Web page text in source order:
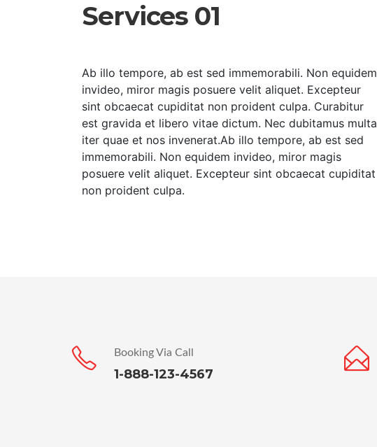
Services 01
Ab illo tempore, ab est sed immemorabili. Non equidem
invideo, miror magis posuere velit aliquet. Excepteur
sint obcaecat cupiditat non proident culpa. Curabitur
est gravida et libero vitae dictum. Nec dubitamus multa
iter quae et nos invenerat.Ab illo tempore, ab est sed
immemorabili. Non equidem invideo, miror magis
posuere velit aliquet. Excepteur sint obcaecat cupiditat
non proident culpa.
Booking Via Call
1-888-123-4567